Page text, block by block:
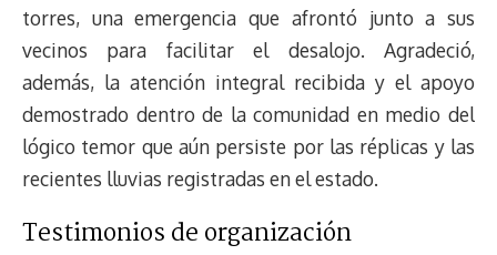
torres, una emergencia que afrontó junto a sus
vecinos para facilitar el desalojo. Agradeció,
además, la atención integral recibida y el apoyo
demostrado dentro de la comunidad en medio del
lógico temor que aún persiste por las réplicas y las
recientes lluvias registradas en el estado.
Testimonios de organización